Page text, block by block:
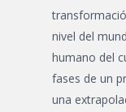
nivel del
humano del
fases de un
una